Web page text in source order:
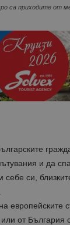
са приходите от
и да
си,
от България